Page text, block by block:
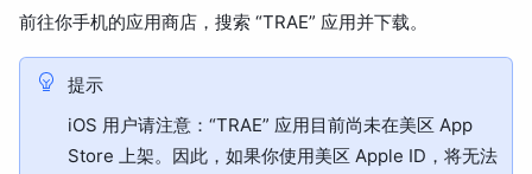
前往你手机的应用商店，搜索 “TRAE” 应用并下载。
提示
iOS 用户请注意：“TRAE” 应用目前尚未在美区 App
Store 上架。因此，如果你使用美区 Apple ID，将无法